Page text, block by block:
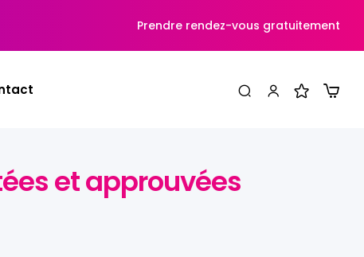
Prendre rendez-vous gratuitement
et approuvées